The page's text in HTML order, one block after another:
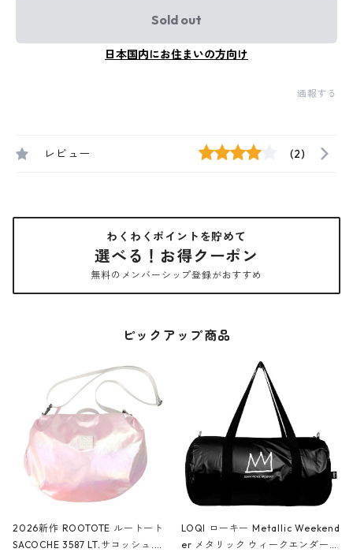
Sold out
日本国内にお住まいの方向け
通報する
レビュー (2)
わくわくポイントを貯めて
選べる！お得クーポン
無料のメンバーシップ登録がおすすめ
ピックアップ商品
2026新作 ROOTOTE ルートート
SACOCHE 3587 LT.サコッシュ.ル
LOQI ローキー Metallic Weekend
er メタリック ウィークエンダー